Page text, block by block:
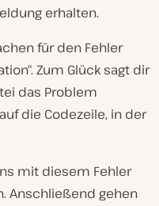
erhalten.
für den Fehler
Zum Glück sagt dir
das Problem
die Codezeile, in der
mit diesem Fehler
Anschließend gehen